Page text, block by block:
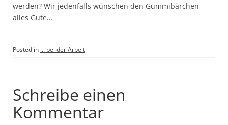
werden? Wir jedenfalls wünschen den Gummibärchen
alles Gute…
Posted in ... bei der Arbeit
Schreibe einen
Kommentar